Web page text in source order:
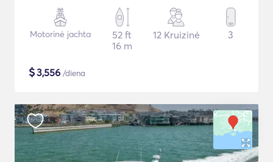
Motorinė jachta
52 ft
16 m
12 Kruizinė 3
$3,556 /diena